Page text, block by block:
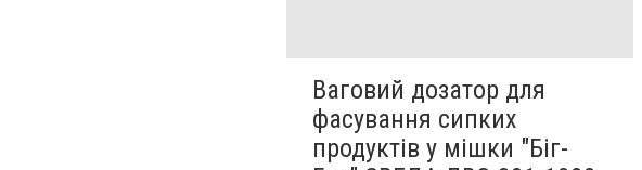
Ваговий дозатор для
фасування сипких
продуктів у мішки "Біг-